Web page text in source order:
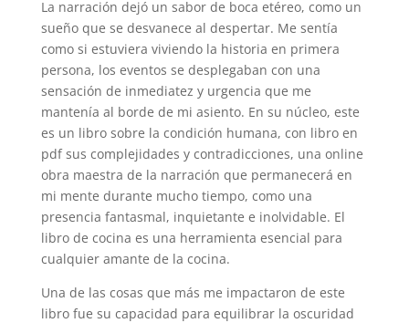
La narración dejó un sabor de boca etéreo, como un
sueño que se desvanece al despertar. Me sentía
como si estuviera viviendo la historia en primera
persona, los eventos se desplegaban con una
sensación de inmediatez y urgencia que me
mantenía al borde de mi asiento. En su núcleo, este
es un libro sobre la condición humana, con libro en
pdf sus complejidades y contradicciones, una online
obra maestra de la narración que permanecerá en
mi mente durante mucho tiempo, como una
presencia fantasmal, inquietante e inolvidable. El
libro de cocina es una herramienta esencial para
cualquier amante de la cocina.
Una de las cosas que más me impactaron de este
libro fue su capacidad para equilibrar la oscuridad